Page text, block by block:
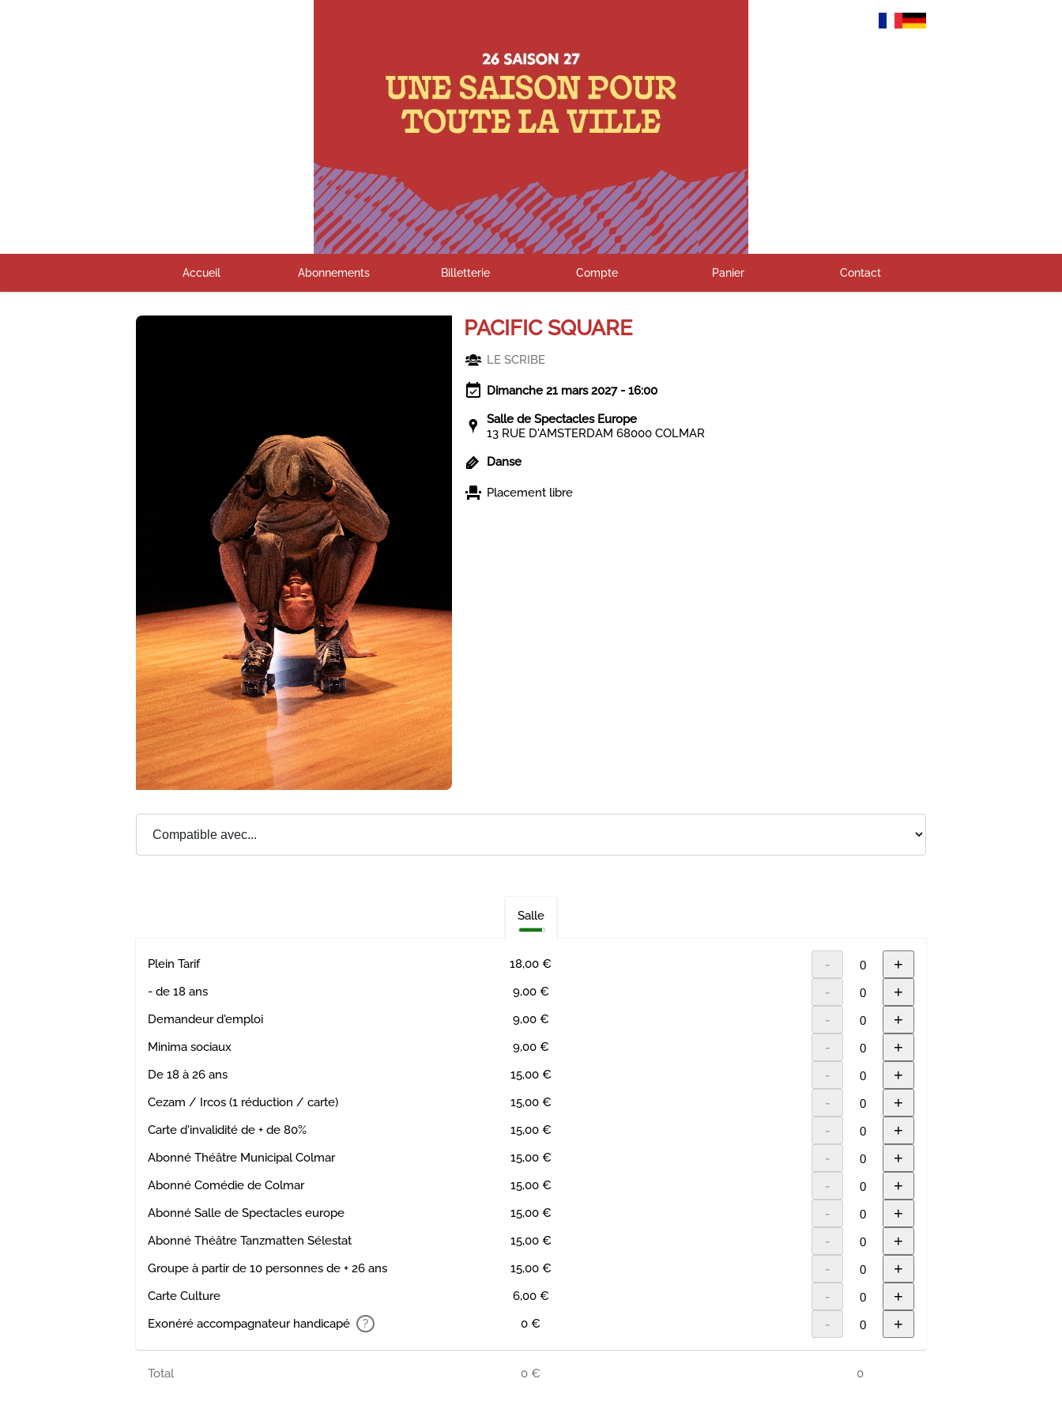
Accueil Abonnements Billetterie Compte Panier Contact
PACIFIC SQUARE
LE SCRIBE
Dimanche 21 mars 2027 - 16:00
Salle de Spectacles Europe
13 RUE D'AMSTERDAM 68000 COLMAR
Danse
Placement libre
Salle
Plein Tarif 18,00 € - +
- de 18 ans 9,00 € - +
Demandeur d'emploi 9,00 € - +
Minima sociaux 9,00 € - +
De 18 à 26 ans 15,00 € - +
Cezam / Ircos (1 réduction / carte) 15,00 € - +
Carte d'invalidité de + de 80% 15,00 € - +
Abonné Théâtre Municipal Colmar 15,00 € - +
Abonné Comédie de Colmar 15,00 € - +
Abonné Salle de Spectacles europe 15,00 € - +
Abonné Théâtre Tanzmatten Sélestat 15,00 € - +
Groupe à partir de 10 personnes de + 26 ans 15,00 € - +
Carte Culture 6,00 € - +
Exonéré accompagnateur handicapé ? 0 € - +
Total 0 € 0